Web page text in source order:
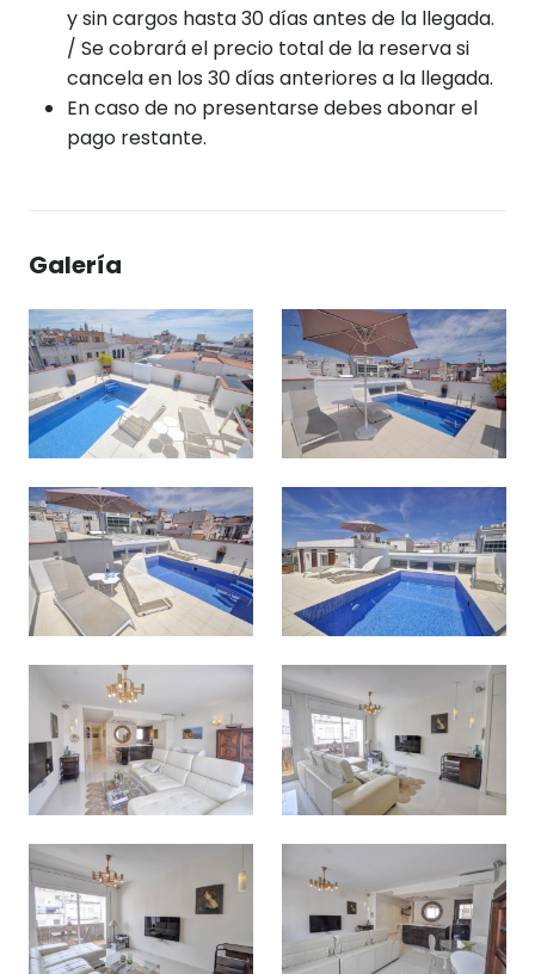
y sin cargos hasta 30 días antes de la llegada.
/ Se cobrará el precio total de la reserva si
cancela en los 30 días anteriores a la llegada.
En caso de no presentarse debes abonar el
pago restante.
Galería